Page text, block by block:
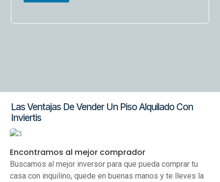
Las Ventajas De Vender Un Piso Alquilado Con
Inviertis
Encontramos al mejor comprador
Buscamos al mejor inversor para que pueda comprar tu
casa con inquilino, quede en buenas manos y te lleves la